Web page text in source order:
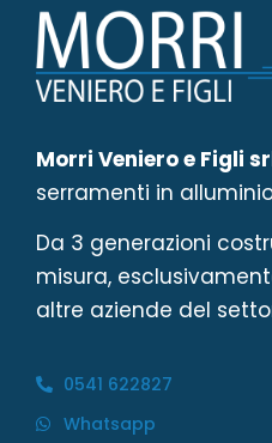
Morri Veniero e Figli
serramenti in
Da 3 generazioni
misura,
altre aziende del
0541 622827
Whatsapp